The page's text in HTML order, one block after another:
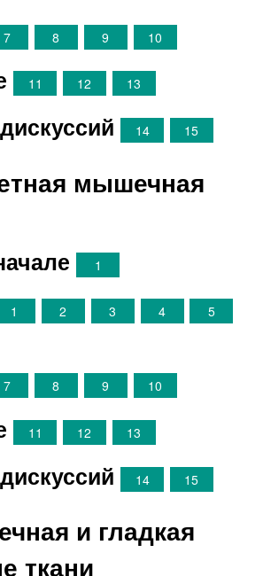
7 8 9 10
11 12 13
14 15
мышечная
1
1 2 3 4
5
7 8 9 10
11 12 13
14 15
и гладкая
ткани